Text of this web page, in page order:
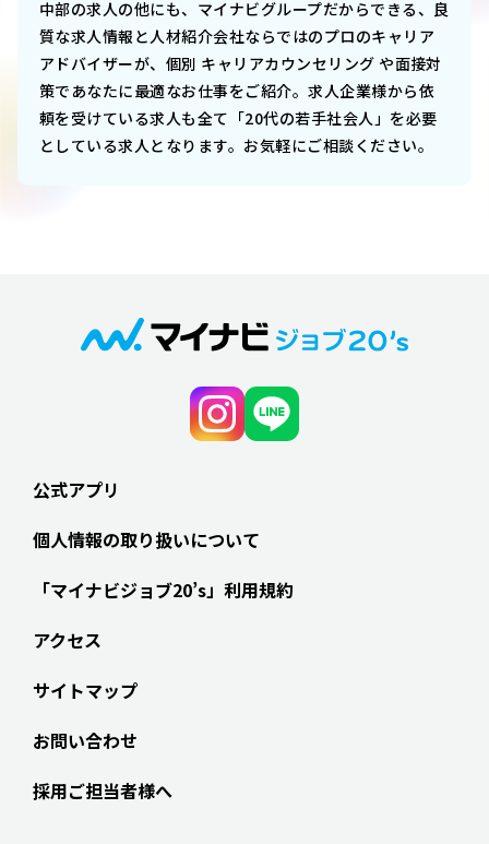
中部の求人の他にも、マイナビグループだからできる、良
質な求人情報と人材紹介会社ならではのプロのキャリア
アドバイザーが、個別 キャリアカウンセリング や面接対
策であなたに最適なお仕事をご紹介。求人企業様から依
頼を受けている求人も全て「20代の若手社会人」を必要
としている求人となります。お気軽にご相談ください。
公式アプリ
個人情報の取り扱いについて
「マイナビジョブ20’s」利用規約
アクセス
サイトマップ
お問い合わせ
採用ご担当者様へ